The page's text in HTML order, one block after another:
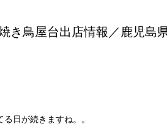
き鳥屋台出店情報／鹿児島
日が続きますね。。